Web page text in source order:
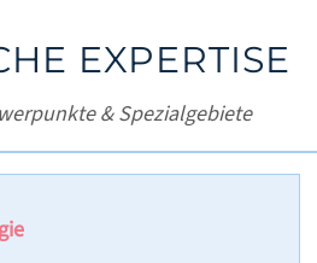
EXPERTISE
& Spezialgebiete